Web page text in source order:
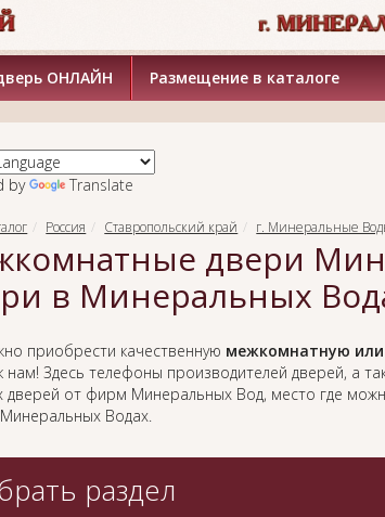
ОНЛАЙН Размещение в каталоге
by Translate
Россия Ставропольский край г. Минеральные
двери
в Минеральных
приобрести качественную межкомнатную
нам! Здесь телефоны производителей дверей, а
дверей от фирм Минеральных Вод, место где
Водах.
раздел